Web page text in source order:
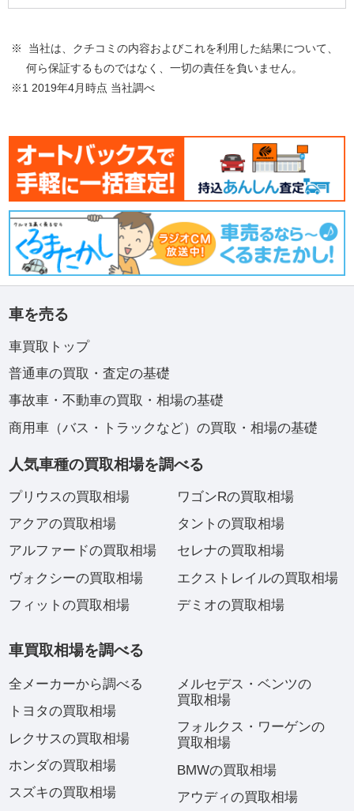
※ 当社は、クチコミの内容およびこれを利用した結果について、
何ら保証するものではなく、一切の責任を負いません。
※1 2019年4月時点 当社調べ
車を売る
車買取トップ
普通車の買取・査定の基礎
事故車・不動車の買取・相場の基礎
商用車（バス・トラックなど）の買取・相場の基礎
人気車種の買取相場を調べる
プリウスの買取相場
アクアの買取相場
アルファードの買取相場
ヴォクシーの買取相場
フィットの買取相場
ワゴンRの買取相場
タントの買取相場
セレナの買取相場
エクストレイルの買取相場
デミオの買取相場
車買取相場を調べる
全メーカーから調べる
トヨタの買取相場
レクサスの買取相場
ホンダの買取相場
スズキの買取相場
メルセデス・ベンツの
買取相場
フォルクス・ワーゲンの
買取相場
BMWの買取相場
アウディの買取相場